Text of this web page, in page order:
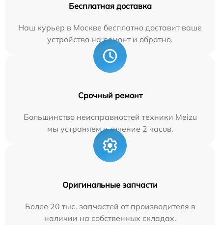
Бесплатная доставка
Наш курьер в Москве бесплатно доставит ваше
устройство на ремонт и обратно.
Срочный ремонт
Большинство неисправностей техники Meizu
мы устраняем в течение 2 часов.
Оригинальные запчасти
Более 20 тыс. запчастей от производителя в
наличии на собственных складах.